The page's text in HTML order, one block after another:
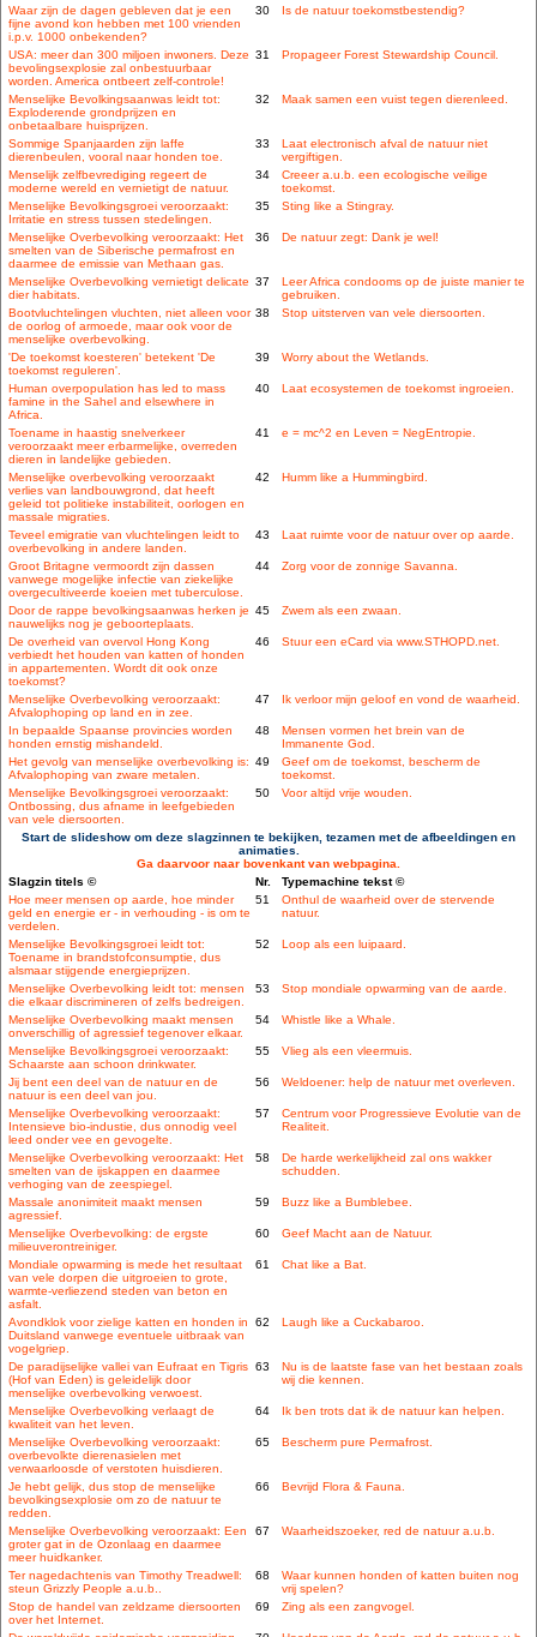
Waar zijn de dagen gebleven dat je een
fijne avond kon hebben met 100 vrienden
i.p.v. 1000 onbekenden?
30 Is de natuur toekomstbestendig?
USA: meer dan 300 miljoen inwoners. Deze
bevolingsexplosie zal onbestuurbaar
worden. America ontbeert zelf-controle!
31 Propageer Forest Stewardship Council.
Menselijke Bevolkingsaanwas leidt tot:
Exploderende grondprijzen en
onbetaalbare huisprijzen.
32 Maak samen een vuist tegen dierenleed.
Sommige Spanjaarden zijn laffe
dierenbeulen, vooral naar honden toe.
33
Laat electronisch afval de natuur niet
vergiftigen.
Menselijk zelfbevrediging regeert de
moderne wereld en vernietigt de natuur.
34
Creeer a.u.b. een ecologische veilige
toekomst.
Menselijke Bevolkingsgroei veroorzaakt:
Irritatie en stress tussen stedelingen.
35 Sting like a Stingray.
Menselijke Overbevolking veroorzaakt: Het
smelten van de Siberische permafrost en
daarmee de emissie van Methaan gas.
36 De natuur zegt: Dank je wel!
Menselijke Overbevolking vernietigt delicate
dier habitats.
37
Leer Africa condooms op de juiste manier te
gebruiken.
Bootvluchtelingen vluchten, niet alleen voor
de oorlog of armoede, maar ook voor de
menselijke overbevolking.
38 Stop uitsterven van vele diersoorten.
'De toekomst koesteren' betekent 'De
toekomst reguleren'.
39 Worry about the Wetlands.
Human overpopulation has led to mass
famine in the Sahel and elsewhere in
Africa.
40 Laat ecosystemen de toekomst ingroeien.
Toename in haastig snelverkeer
veroorzaakt meer erbarmelijke, overreden
dieren in landelijke gebieden.
41 e = mc^2 en Leven = NegEntropie.
Menselijke overbevolking veroorzaakt
verlies van landbouwgrond, dat heeft
geleid tot politieke instabiliteit, oorlogen en
massale migraties.
42 Humm like a Hummingbird.
Teveel emigratie van vluchtelingen leidt to
overbevolking in andere landen.
43 Laat ruimte voor de natuur over op aarde.
Groot Britagne vermoordt zijn dassen
vanwege mogelijke infectie van ziekelijke
overgecultiveerde koeien met tuberculose.
44 Zorg voor de zonnige Savanna.
Door de rappe bevolkingsaanwas herken je
nauwelijks nog je geboorteplaats.
45 Zwem als een zwaan.
De overheid van overvol Hong Kong
verbiedt het houden van katten of honden
in appartementen. Wordt dit ook onze
toekomst?
46 Stuur een eCard via www.STHOPD.net.
Menselijke Overbevolking veroorzaakt:
Afvalophoping op land en in zee.
47 Ik verloor mijn geloof en vond de waarheid.
In bepaalde Spaanse provincies worden
honden ernstig mishandeld.
48
Mensen vormen het brein van de
Immanente God.
Het gevolg van menselijke overbevolking is:
Afvalophoping van zware metalen.
49
Geef om de toekomst, bescherm de
toekomst.
Menselijke Bevolkingsgroei veroorzaakt:
Ontbossing, dus afname in leefgebieden
van vele diersoorten.
50 Voor altijd vrije wouden.
Start de slideshow om deze slagzinnen te bekijken, tezamen met de afbeeldingen en
animaties.
Ga daarvoor naar bovenkant van webpagina.
Slagzin titels ©
Nr.
Typemachine tekst ©
Hoe meer mensen op aarde, hoe minder
geld en energie er - in verhouding - is om te
verdelen.
51
Onthul de waarheid over de stervende
natuur.
Menselijke Bevolkingsgroei leidt tot:
Toename in brandstofconsumptie, dus
alsmaar stijgende energieprijzen.
52 Loop als een luipaard.
Menselijke Overbevolking leidt tot: mensen
die elkaar discrimineren of zelfs bedreigen.
53 Stop mondiale opwarming van de aarde.
Menselijke Overbevolking maakt mensen
onverschillig of agressief tegenover elkaar.
54 Whistle like a Whale.
Menselijke Bevolkingsgroei veroorzaakt:
Schaarste aan schoon drinkwater.
55 Vlieg als een vleermuis.
Jij bent een deel van de natuur en de
natuur is een deel van jou.
56 Weldoener: help de natuur met overleven.
Menselijke Overbevolking veroorzaakt:
Intensieve bio-industie, dus onnodig veel
leed onder vee en gevogelte.
57
Centrum voor Progressieve Evolutie van de
Realiteit.
Menselijke Overbevolking veroorzaakt: Het
smelten van de ijskappen en daarmee
verhoging van de zeespiegel.
58
De harde werkelijkheid zal ons wakker
schudden.
Massale anonimiteit maakt mensen
agressief.
59 Buzz like a Bumblebee.
Menselijke Overbevolking: de ergste
milieuverontreiniger.
60 Geef Macht aan de Natuur.
Mondiale opwarming is mede het resultaat
van vele dorpen die uitgroeien to grote,
warmte-verliezend steden van beton en
asfalt.
61 Chat like a Bat.
Avondklok voor zielige katten en honden in
Duitsland vanwege eventuele uitbraak van
vogelgriep.
62 Laugh like a Cuckabaroo.
De paradijselijke vallei van Eufraat en Tigris
(Hof van Eden) is geleidelijk door
menselijke overbevolking verwoest.
63
Nu is de laatste fase van het bestaan zoals
wij die kennen.
Menselijke Overbevolking verlaagt de
kwaliteit van het leven.
64 Ik ben trots dat ik de natuur kan helpen.
Menselijke Overbevolking veroorzaakt:
overbevolkte dierenasielen met
verwaarloosde of verstoten huisdieren.
65 Bescherm pure Permafrost.
Je hebt gelijk, dus stop de menselijke
bevolkingsexplosie om zo de natuur te
redden.
66 Bevrijd Flora & Fauna.
Menselijke Overbevolking veroorzaakt: Een
groter gat in de Ozonlaag en daarmee
meer huidkanker.
67 Waarheidszoeker, red de natuur a.u.b.
Ter nagedachtenis van Timothy Treadwell:
steun Grizzly People a.u.b..
68
Waar kunnen honden of katten buiten nog
vrij spelen?
Stop de handel van zeldzame diersoorten
over het Internet.
69 Zing als een zangvogel.